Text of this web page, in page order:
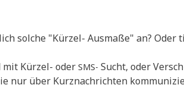
sol­che "Kür­zel- Aus­ma­ße" an?
Kür­zel- oder SMS- Sucht, oder
nur über Kurz­nach­rich­ten